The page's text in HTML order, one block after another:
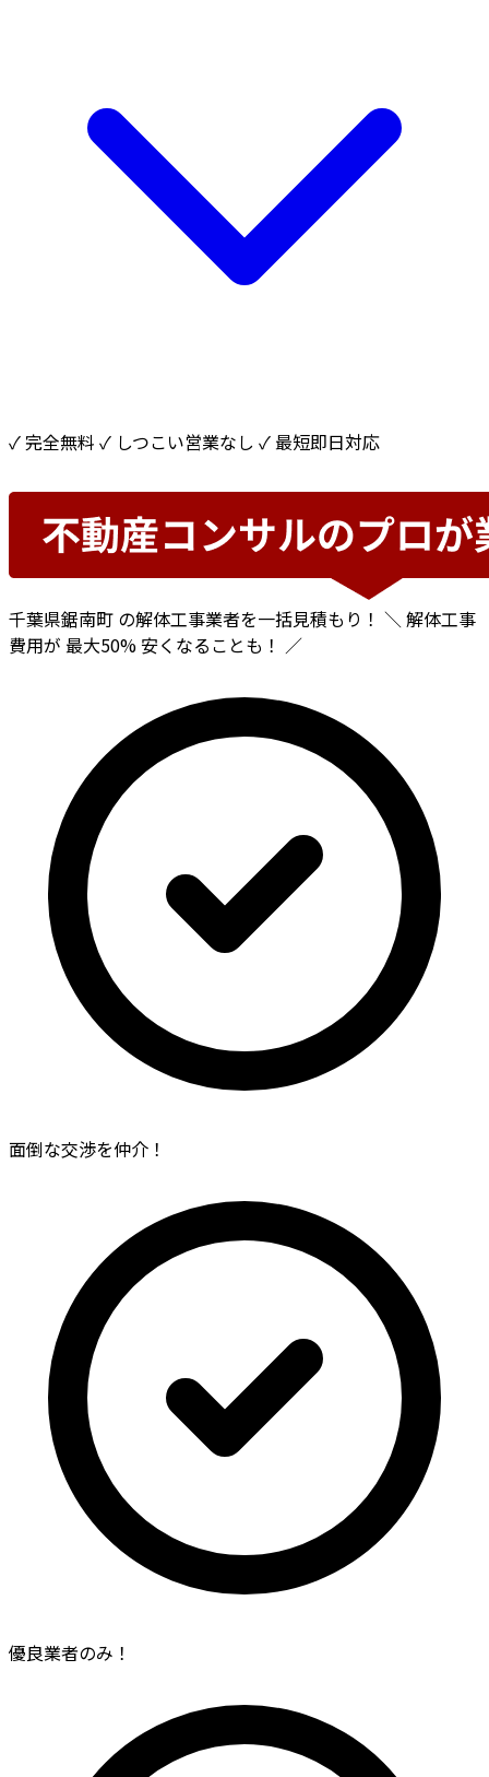
✓ 完全無料 ✓ しつこい営業なし ✓ 最短即日対応
千葉県鋸南町 の解体工事業者を一括見積もり！ ＼ 解体工事
費用が 最大50%安くなることも！ ／
面倒な交渉を仲介！
優良業者のみ！